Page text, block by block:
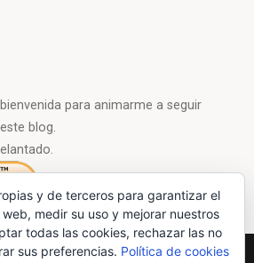
para animarme a seguir
blog.
y de terceros para garantizar el
medir su uso y mejorar nuestros
todas las cookies, rechazar las no
sus preferencias. Política de cookies